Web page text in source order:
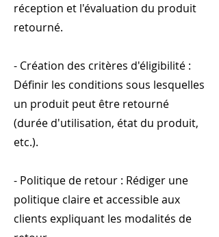
réception et l'évaluation du produit
retourné.
- Création des critères d'éligibilité :
Définir les conditions sous lesquelles
un produit peut être retourné
(durée d'utilisation, état du produit,
etc.).
- Politique de retour : Rédiger une
politique claire et accessible aux
clients expliquant les modalités de